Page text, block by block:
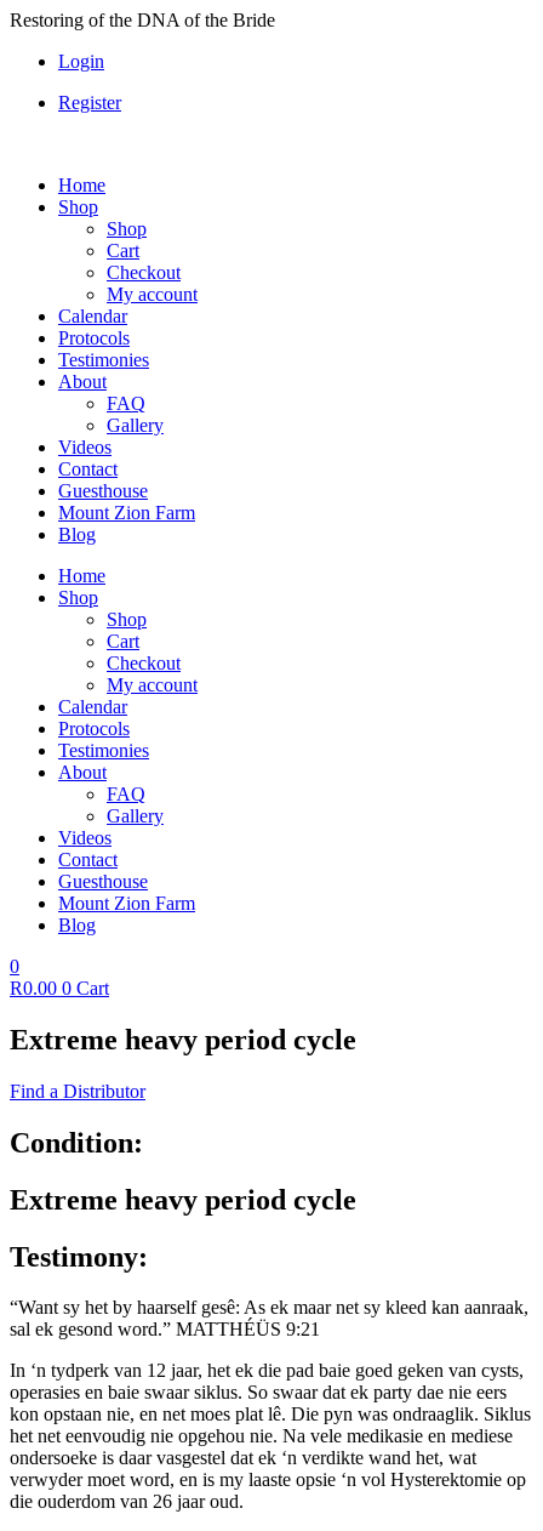
Skip
content
Restoring of the DNA of the Bride
Login
Register
Home
Shop
Shop
Cart
Checkout
My account
Calendar
Protocols
Testimonies
About
FAQ
Gallery
Videos
Contact
Guesthouse
Mount Zion Farm
Blog
Home
Shop
Shop
Cart
Checkout
My account
Calendar
Protocols
Testimonies
About
FAQ
Gallery
Videos
Contact
Guesthouse
Mount Zion Farm
Blog
0
R0.00 0 Cart
Extreme heavy period cycle
Find a Distributor
Condition:
Extreme heavy period cycle
Testimony:
“Want sy het by haarself gesê: As ek maar net sy kleed kan aanraak,
sal ek gesond word.” MATTHÉÜS 9:21
In ‘n tydperk van 12 jaar, het ek die pad baie goed geken van cysts,
operasies en baie swaar siklus. So swaar dat ek party dae nie eers
kon opstaan nie, en net moes plat lê. Die pyn was ondraaglik. Siklus
het net eenvoudig nie opgehou nie. Na vele medikasie en mediese
ondersoeke is daar vasgestel dat ek ‘n verdikte wand het, wat
verwyder moet word, en is my laaste opsie ‘n vol Hysterektomie op
die ouderdom van 26 jaar oud.